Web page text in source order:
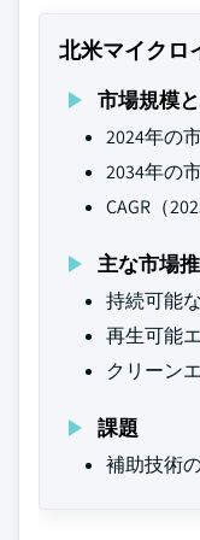
北米マイクロ
市場規模
2024年の
2034年の
CAGR（
主な市場
持続可能
再生可能
クリーン
課題
補助技術